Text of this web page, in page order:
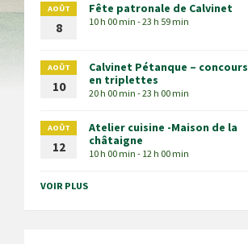
AOÛT
8
Fête patronale de Calvinet
10 h 00 min - 23 h 59 min
AOÛT
10
Calvinet Pétanque – concours
en triplettes
20 h 00 min - 23 h 00 min
AOÛT
12
Atelier cuisine -Maison de la
châtaigne
10 h 00 min - 12 h 00 min
VOIR PLUS